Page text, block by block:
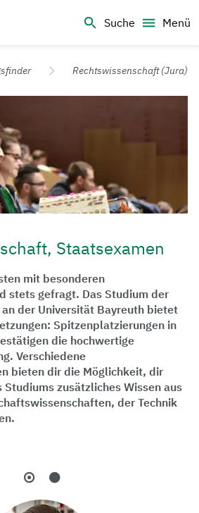
Suche
Menü
– Deine Top-Campus-Uni
Rechtswissenschaft (Jura)
Staatsexamen
mit besonderen
stets gefragt. Das Studium der
der Universität Bayreuth bietet
Spitzenplatzierungen in
die hochwertige
Verschiedene
bieten dir die Möglichkeit, dir
zusätzliches Wissen aus
der Technik